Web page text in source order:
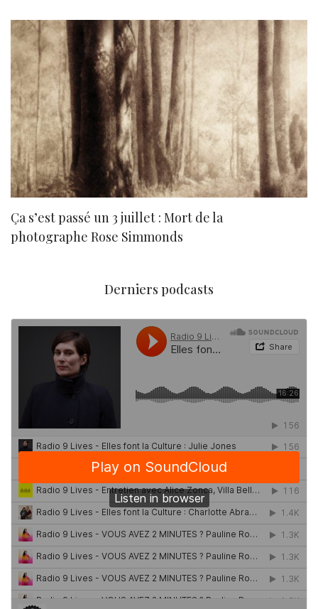
Ça s’est passé un 3 juillet : Mort de la
photographe Rose Simmonds
Derniers podcasts